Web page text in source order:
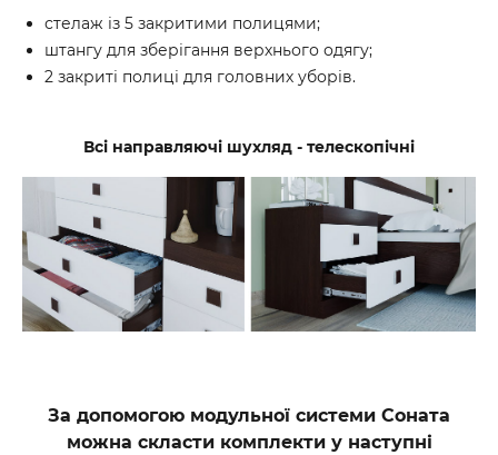
стелаж із 5 закритими полицями;
штангу для зберігання верхнього одягу;
2 закриті полиці для головних уборів.
Всі направляючі шухляд - телескопічні
За допомогою модульної системи Соната
можна скласти комплекти у наступні